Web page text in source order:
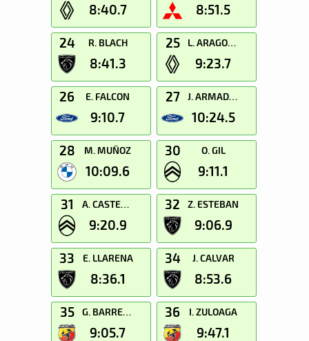
8:40.7 8:51.5
24 R. BLACH
8:41.3
25 L. ARAGONES
9:23.7
26 E. FALCON
9:10.7
27 J. ARMADANS
10:24.5
28 M. MUÑOZ
10:09.6
30 O. GIL
9:11.1
31 A. CASTELLANO
9:20.9
32 Z. ESTEBAN
9:06.9
33 E. LLARENA
8:36.1
34 J. CALVAR
8:53.6
35 G. BARRENA
9:05.7
36 I. ZULOAGA
9:47.1